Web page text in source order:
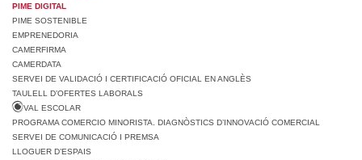
PIME DIGITAL
PIME SOSTENIBLE
EMPRENEDORIA
CAMERFIRMA
CAMERDATA
SERVEI DE VALIDACIÓ I CERTIFICACIÓ OFICIAL EN ANGLÈS
TAULELL D’OFERTES LABORALS
VAL ESCOLAR
PROGRAMA COMERCIO MINORISTA. DIAGNÒSTICS D’INNOVACIÓ COMERCIAL
SERVEI DE COMUNICACIÓ I PREMSA
LLOGUER D’ESPAIS